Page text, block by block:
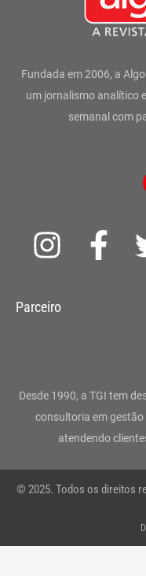
Fundada em 2006, a
um jornalismo analítico
semanal com
I
s
g
r
a
m
F
a
o
o
k
-
Parceiro
Desde 1990, a TGI tem
consultoria em
atendendo
© 2025. Todos os direitos